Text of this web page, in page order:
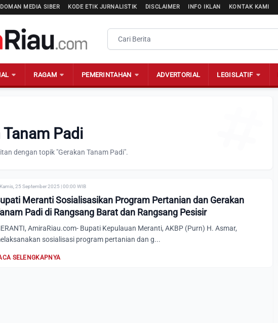
MEDIA SIBER KODE ETIK JURNALISTIK DISCLAIMER INFO IKLAN KONTAK KAMI
RAGAM PEMERINTAHAN ADVERTORIAL LEGISLATIF
Padi
dengan topik "Gerakan Tanam Padi".
Kamis, 25 September 2025 | 00:00 WIB
Meranti Sosialisasikan Program Pertanian dan Gerakan
Padi di Rangsang Barat dan Rangsang Pesisir
AmiraRiau.com- Bupati Kepulauan Meranti, AKBP (Purn) H. Asmar,
sosialisasi program pertanian dan g...
SELENGKAPNYA